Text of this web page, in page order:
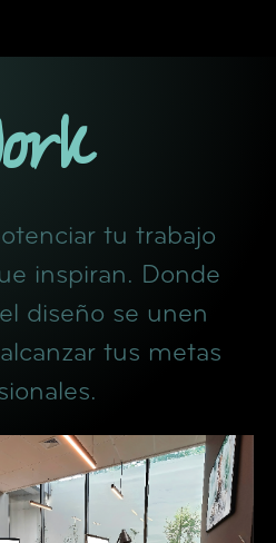
tu trabajo
inspiran. Donde
diseño se unen
tus metas